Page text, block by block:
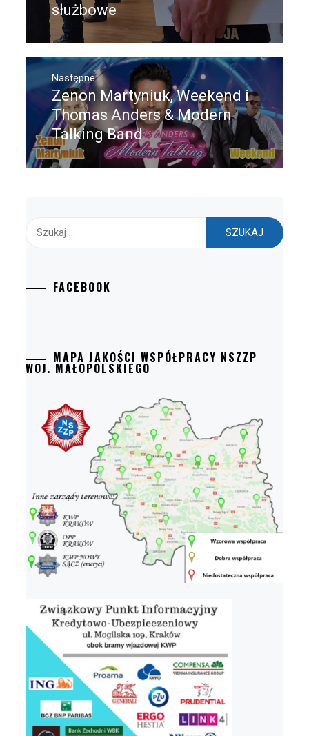
służbowe
Następne
Następny
post:
Zenon Martyniuk, Weekend i
Thomas Anders & Modern
Talking Band
FACEBOOK
MAPA JAKOŚCI WSPÓŁPRACY NSZZP
WOJ. MAŁOPOLSKIEGO